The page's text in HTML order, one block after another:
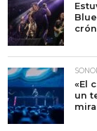
«El
un